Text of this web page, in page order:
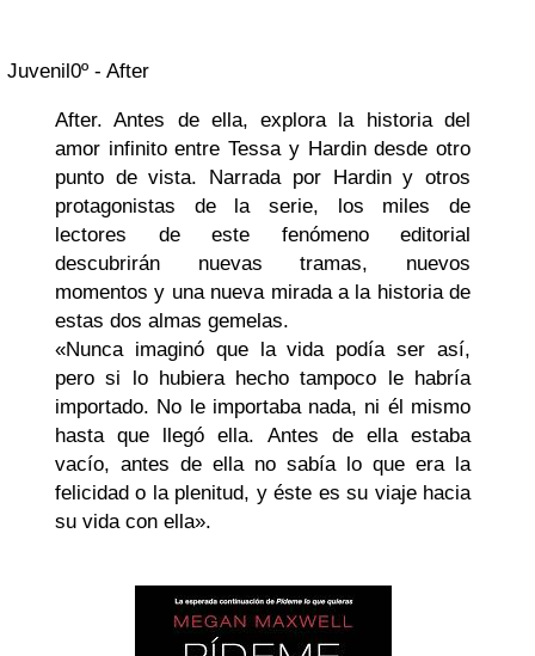
Juvenil0º - After
After. Antes de ella, explora la historia del
amor infinito entre Tessa y Hardin desde otro
punto de vista. Narrada por Hardin y otros
protagonistas de la serie, los miles de
lectores de este fenómeno editorial
descubrirán nuevas tramas, nuevos
momentos y una nueva mirada a la historia de
estas dos almas gemelas.
«Nunca imaginó que la vida podía ser así,
pero si lo hubiera hecho tampoco le habría
importado. No le importaba nada, ni él mismo
hasta que llegó ella. Antes de ella estaba
vacío, antes de ella no sabía lo que era la
felicidad o la plenitud, y éste es su viaje hacia
su vida con ella».